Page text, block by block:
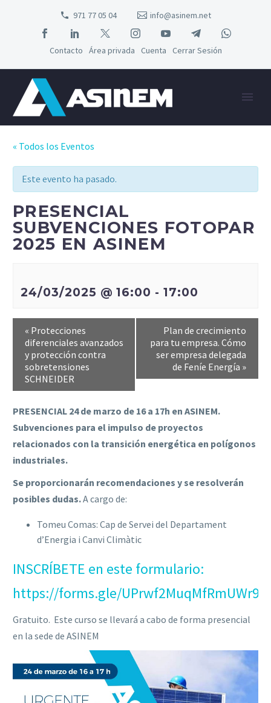
971 77 05 04 info@asinem.net
Contacto Área privada Cuenta Cerrar Sesión
« Todos los Eventos
Este evento ha pasado.
PRESENCIAL
SUBVENCIONES FOTOPAR
2025 EN ASINEM
24/03/2025 @ 16:00 -17:00
« Protecciones
diferenciales avanzados
y protección contra
sobretensiones
SCHNEIDER
Plan de crecimiento
para tu empresa. Cómo
ser empresa delegada
de Feníe Energía »
PRESENCIAL 24 de marzo de 16 a 17h en ASINEM.
Subvenciones para el impulso de proyectos
relacionados con la transición energética en polígonos
industriales.
Se proporcionarán recomendaciones y se resolverán
posibles dudas.A cargo de:
Tomeu Comas: Cap de Servei del Departament
d’Energia i Canvi Climàtic
INSCRÍBETE en este formulario:
https://forms.gle/UPrwf2MuqMfRmUWr9
Gratuito. Este curso se llevará a cabo de forma presencial
en la sede de ASINEM